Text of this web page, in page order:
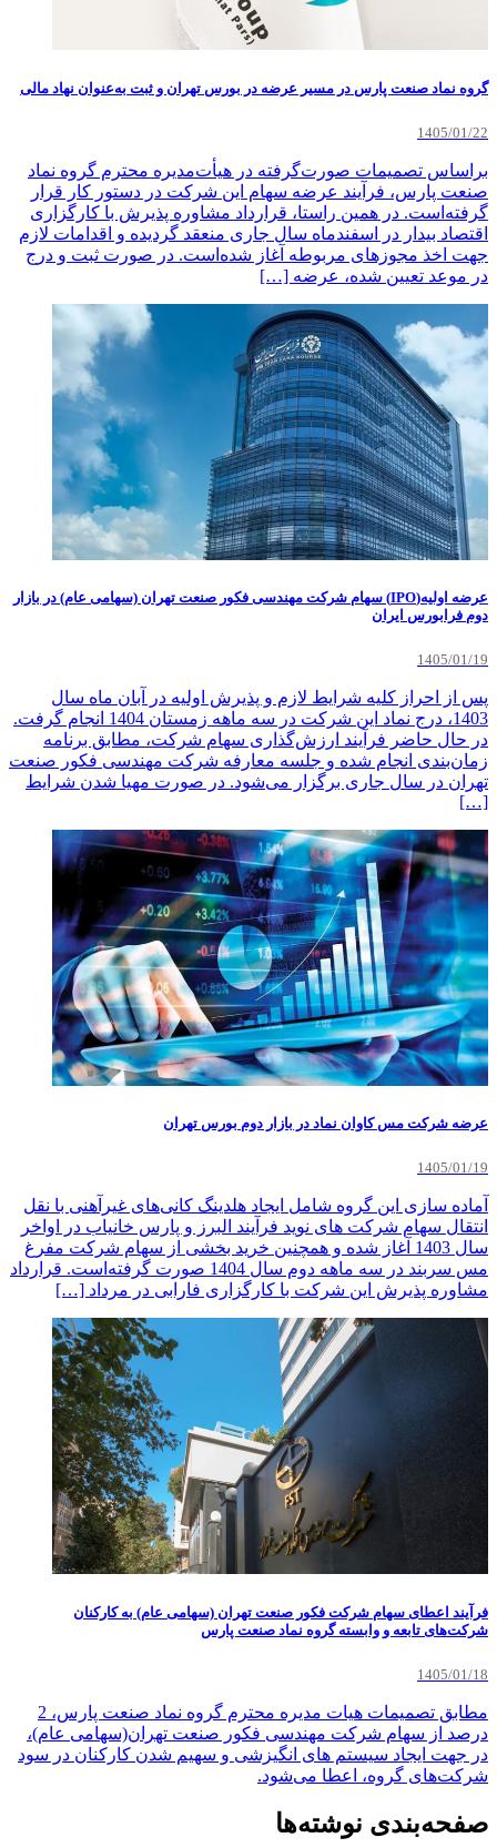
گروه نماد صنعت پارس در مسیر عرضه در بورس تهران و ثبت به‌عنوان نهاد مالی
1405/01/22
براساس تصمیمات صورت‌گرفته در هیأت‌مدیره محترم گروه نماد
صنعت پارس، فرآیند عرضه سهام این شرکت در دستور کار قرار
گرفته‌است. در همین راستا، قرارداد مشاوره پذیرش با کارگزاری
اقتصاد بیدار در اسفند‌ماه سال جاری منعقد گردیده و اقدامات لازم
جهت اخذ مجوزهای مربوطه آغاز شده‌است. در صورت ثبت و درج
در موعد تعیین شده، عرضه […]
عرضه اولیه(IPO) سهام شرکت مهندسی فکور صنعت تهران (سهامی عام) در بازار
دوم فرابورس ایران
1405/01/19
پس از احراز کلیه شرایط لازم و پذیرش اولیه در آبان ماه سال
1403، درج نماد این شرکت در سه ماهه زمستان 1404 انجام گرفت.
در حال حاضر فرآیند ارزش‌گذاری سهام شرکت، مطابق برنامه
زمان‌بندی انجام شده و جلسه معارفه شرکت مهندسی فکور صنعت
تهران در سال جاری برگزار می‌شود. در صورت مهیا شدن شرایط
[…]
عرضه شرکت مس کاوان نماد در بازار دوم بورس تهران
1405/01/19
آماده سازی این گروه شامل ایجاد هلدینگ کانی‌های غیرآهنی با نقل
انتقال سهام شرکت های نوید فرآیند البرز و پارس خانیاب در اواخر
سال 1403 آغاز شده و همچنین خرید بخشی از سهام شرکت مفرغ
مس سربند در سه ماهه دوم سال 1404 صورت گرفته‌است. قرارداد
مشاوره پذیرش این شرکت با کارگزاری فارابی در مرداد […]
فرآیند اعطای سهام شرکت فکور صنعت تهران (سهامی عام) به کارکنان
شرکت‌های تابعه و وابسته گروه نماد صنعت پارس
1405/01/18
مطابق تصمیمات هیات مدیره محترم گروه نماد صنعت پارس، 2
درصد از سهام شرکت مهندسی فکور صنعت تهران(سهامی عام)،
در جهت ایجاد سیستم های انگیزشی و سهیم شدن کارکنان در سود
شرکت‌های گروه، اعطا می‌شود.
صفحه‌بندی نوشته‌ها